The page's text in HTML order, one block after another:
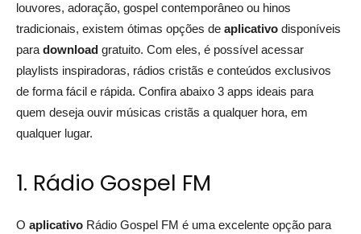
louvores, adoração, gospel contemporâneo ou hinos
tradicionais, existem ótimas opções de aplicativo disponíveis
para download gratuito. Com eles, é possível acessar
playlists inspiradoras, rádios cristãs e conteúdos exclusivos
de forma fácil e rápida. Confira abaixo 3 apps ideais para
quem deseja ouvir músicas cristãs a qualquer hora, em
qualquer lugar.
1. Rádio Gospel FM
O aplicativo Rádio Gospel FM é uma excelente opção para